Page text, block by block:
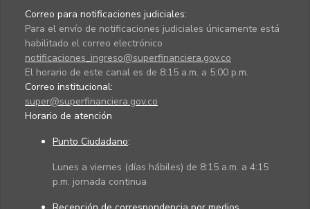
Correo para notificaciones judiciales:
Para el envío de notificaciones judiciales únicamente está
habilitado el correo electrónico
notificaciones_ingreso@superfinanciera.gov.co
El horario de este canal es de 8:15 a.m. a 5:00 p.m.
Correo institucional:
super@superfinanciera.gov.co
Horario de atención
Punto Ciudadano:
Lunes a viernes (días hábiles) de 8:15 a.m. a 4:15
p.m. jornada continua